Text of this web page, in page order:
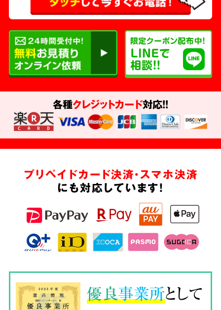
各種クレジットカード対応!!
プリペイドカード決済・スマホ決済
にも対応しています!
優良事業所として